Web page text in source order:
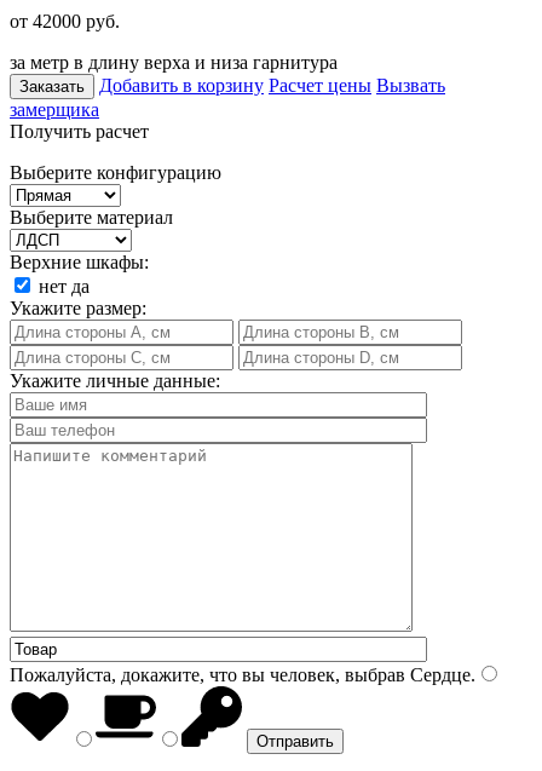
от 42000 руб.
за метр в длину верха и низа гарнитура
Заказать Добавить в корзину Расчет цены Вызвать
замерщика
Получить расчет
Выберите конфигурацию
Выберите материал
Верхние шкафы:
нет да
Укажите размер:
Укажите личные данные:
Пожалуйста, докажите, что вы человек, выбрав Сердце.